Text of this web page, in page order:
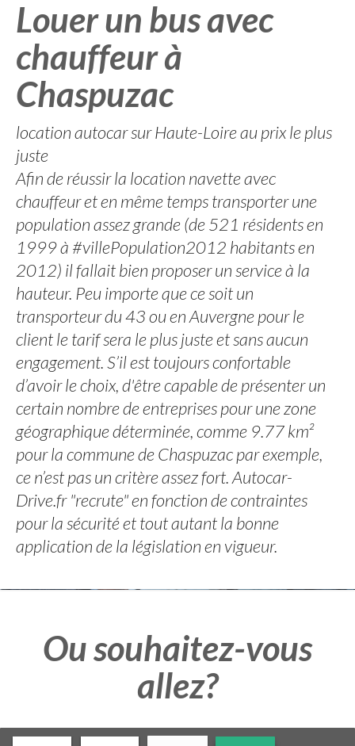
Louer un bus avec
chauffeur à
Chaspuzac
location autocar sur Haute-Loire au prix le plus
juste
Afin de réussir la location navette avec
chauffeur et en même temps transporter une
population assez grande (de 521 résidents en
1999 à #villePopulation2012 habitants en
2012) il fallait bien proposer un service à la
hauteur. Peu importe que ce soit un
transporteur du 43 ou en Auvergne pour le
client le tarif sera le plus juste et sans aucun
engagement. S’il est toujours confortable
d’avoir le choix, d'être capable de présenter un
certain nombre de entreprises pour une zone
géographique déterminée, comme 9.77 km²
pour la commune de Chaspuzac par exemple,
ce n’est pas un critère assez fort. Autocar-
Drive.fr "recrute" en fonction de contraintes
pour la sécurité et tout autant la bonne
application de la législation en vigueur.
Ou souhaitez-vous
allez?